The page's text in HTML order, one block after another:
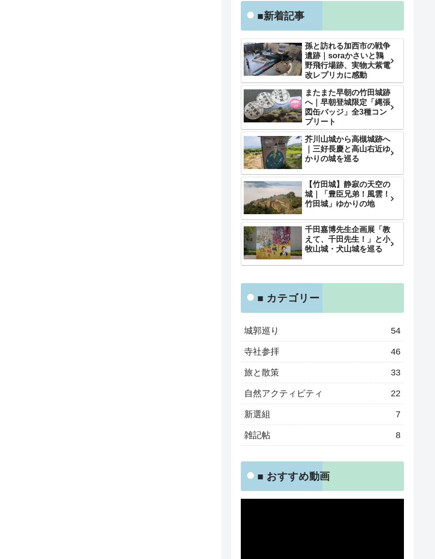
■新着記事
孫と訪れる加西市の戦争
遺跡｜soraかさいと鶉
野飛行場跡、実物大紫電
改レプリカに感動
またまた早朝の竹田城跡
へ｜早朝登城限定「縄張
図缶バッジ」全3種コン
プリート
芥川山城から高槻城跡へ
｜三好長慶と高山右近ゆ
かりの城を巡る
【竹田城】静寂の天空の
城｜「豊臣兄弟！風雲！
竹田城」ゆかりの地
千田嘉博先生企画展「教
えて、千田先生！」と小
牧山城・犬山城を巡る
■ カテゴリー
城郭巡り 54
寺社参拝 46
旅と散策 33
自然アクティビティ 22
新選組 7
雑記帖 8
■ おすすめ動画